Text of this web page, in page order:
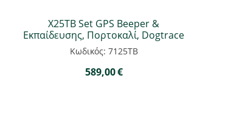
Χ25ΤB Set GPS Beeper &
Εκπαίδευσης, Πορτοκαλί, Dogtrace
Κωδικός: 7125TB
589,00€